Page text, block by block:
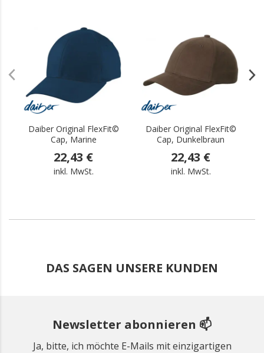
Daiber Original FlexFit©
Cap, Marine
22,43 €
inkl. MwSt.
Daiber Original FlexFit©
Cap, Dunkelbraun
22,43 €
inkl. MwSt.
DAS SAGEN UNSERE KUNDEN
Newsletter abonnieren 📫
Ja, bitte, ich möchte E-Mails mit einzigartigen